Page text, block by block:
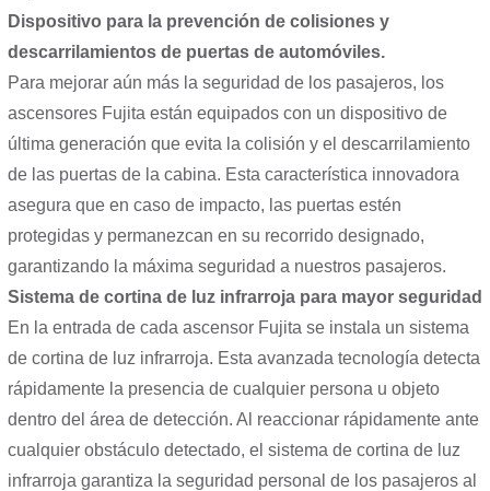
Dispositivo para la prevención de colisiones y
descarrilamientos de puertas de automóviles.
Para mejorar aún más la seguridad de los pasajeros, los
ascensores Fujita están equipados con un dispositivo de
última generación que evita la colisión y el descarrilamiento
de las puertas de la cabina. Esta característica innovadora
asegura que en caso de impacto, las puertas estén
protegidas y permanezcan en su recorrido designado,
garantizando la máxima seguridad a nuestros pasajeros.
Sistema de cortina de luz infrarroja para mayor seguridad
En la entrada de cada ascensor Fujita se instala un sistema
de cortina de luz infrarroja. Esta avanzada tecnología detecta
rápidamente la presencia de cualquier persona u objeto
dentro del área de detección. Al reaccionar rápidamente ante
cualquier obstáculo detectado, el sistema de cortina de luz
infrarroja garantiza la seguridad personal de los pasajeros al